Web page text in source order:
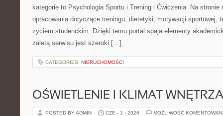
kategorie to Psychologia Sportu i Trening i Ćwiczenia. Na stronie
opracowania dotyczące treningu, dietetyki, motywacji sportowej,
życiem studenckim. Dzięki temu portal spaja elementy
zaletą serwisu jest szeroki […]
CATEGORIES: NIERUCHOMOŚCI
OŚWIETLENIE I KLIMAT WNĘTRZA
POSTED BY ADMIN CZE - 1 - 2026 MOŻLIWOŚĆ